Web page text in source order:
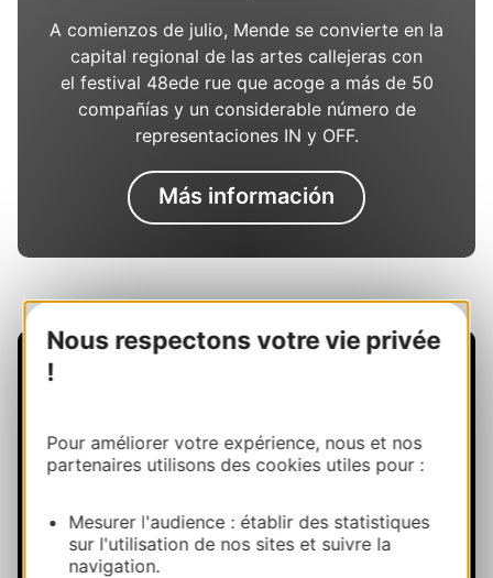
Nous respectons votre vie privée
!
Pour améliorer votre expérience, nous et nos
partenaires utilisons des cookies utiles pour :
Mesurer l'audience : établir des statistiques
sur l'utilisation de nos sites et suivre la
navigation.
A comienzos de julio, Mende se convierte en la
capital regional de las artes callejeras con
el festival 48ede rue que acoge a más de 50
compañías y un considerable número de
representaciones IN y OFF.
Más información